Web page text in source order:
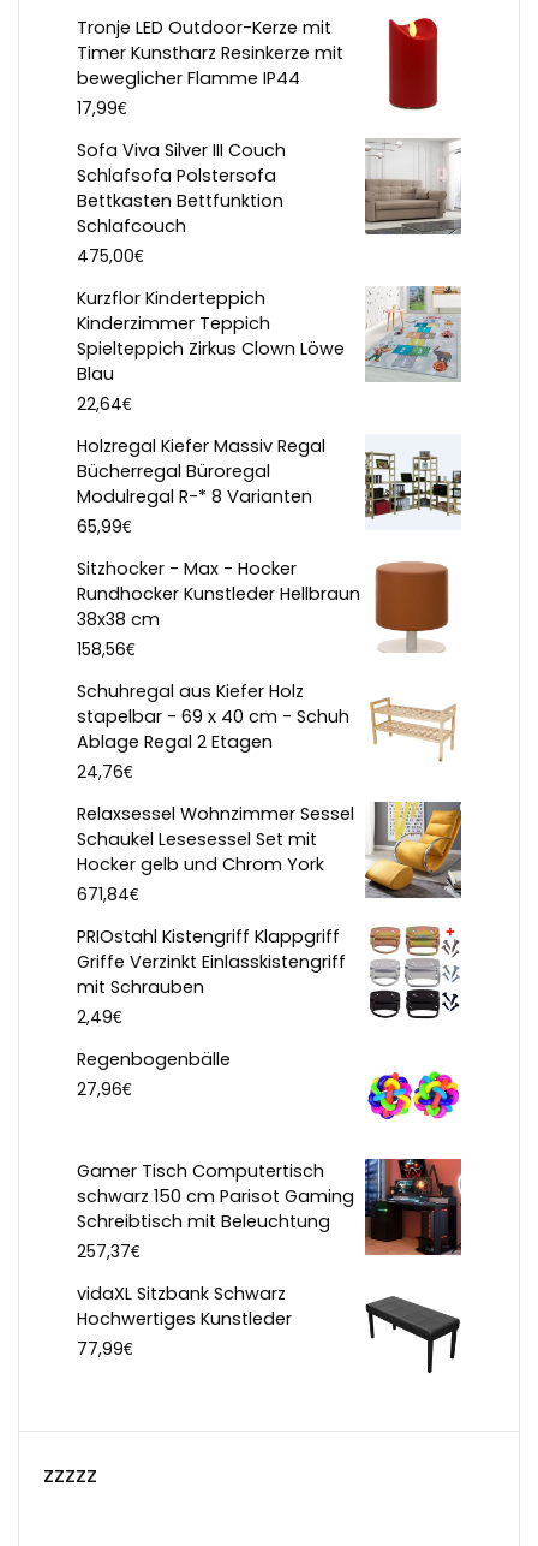
Tronje LED Outdoor-Kerze mit
Timer Kunstharz Resinkerze mit
beweglicher Flamme IP44
17,99€
Sofa Viva Silver III Couch
Schlafsofa Polstersofa
Bettkasten Bettfunktion
Schlafcouch
475,00€
Kurzflor Kinderteppich
Kinderzimmer Teppich
Spielteppich Zirkus Clown Löwe
Blau
22,64€
Holzregal Kiefer Massiv Regal
Bücherregal Büroregal
Modulregal R-* 8 Varianten
65,99€
Sitzhocker - Max - Hocker
Rundhocker Kunstleder Hellbraun
38x38 cm
158,56€
Schuhregal aus Kiefer Holz
stapelbar - 69 x 40 cm - Schuh
Ablage Regal 2 Etagen
24,76€
Relaxsessel Wohnzimmer Sessel
Schaukel Lesesessel Set mit
Hocker gelb und Chrom York
671,84€
PRIOstahl Kistengriff Klappgriff
Griffe Verzinkt Einlasskistengriff
mit Schrauben
2,49€
Regenbogenbälle
27,96€
Gamer Tisch Computertisch
schwarz 150 cm Parisot Gaming
Schreibtisch mit Beleuchtung
257,37€
vidaXL Sitzbank Schwarz
Hochwertiges Kunstleder
77,99€
zzzzz